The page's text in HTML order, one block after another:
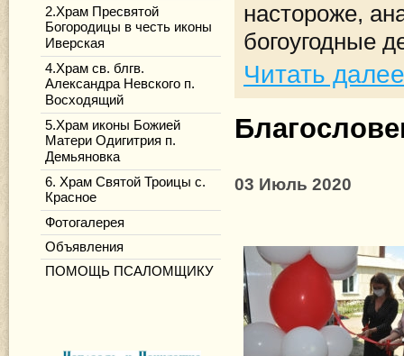
2.Храм Пресвятой
Богородицы в честь иконы
Иверская
4.Храм св. блгв.
Александра Невского п.
Восходящий
5.Храм иконы Божией
Матери Одигитрия п.
Демьяновка
6. Храм Святой Троицы с.
Красное
Фотогалерея
Объявления
ПОМОЩЬ ПСАЛОМЩИКУ
настороже,
богоугодные
Читать далее
03 Июль 2020